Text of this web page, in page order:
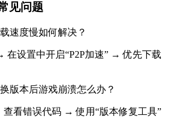
见问题
速度慢如何解决？
在设置中开启“P2P加速” → 优先下载
版本后游戏崩溃怎么办？
看错误代码 → 使用“版本修复工具”